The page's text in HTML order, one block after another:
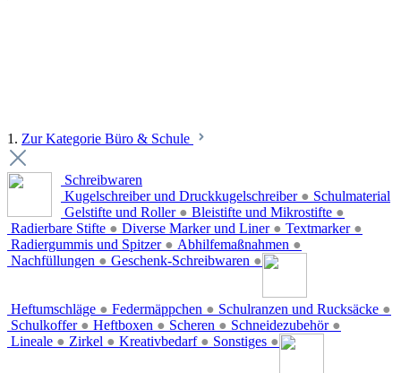
1. Zur Kategorie Büro & Schule
Schreibwaren
Kugelschreiber und Druckkugelschreiber ●
Gelstifte und Roller ● Bleistifte und Mikrostifte ●
Radierbare Stifte ● Diverse Marker und Liner ● Textmarker ●
Radiergummis und Spitzer ● Abhilfemaßnahmen ●
Nachfüllungen ● Geschenk-Schreibwaren ●
Schulmaterial
Heftumschläge ● Federmäppchen ● Schulranzen und Rucksäcke ●
Schulkoffer ● Heftboxen ● Scheren ● Schneidezubehör ●
Lineale ● Zirkel ● Kreativbedarf ● Sonstiges ●